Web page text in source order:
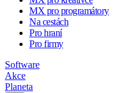
MX pro programátory
Na cestách
Pro hraní
Pro firmy
Software
Akce
Planeta